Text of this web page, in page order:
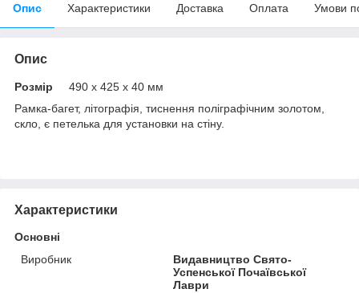
Опис Характеристики Доставка Оплата Умови
Опис
Розмір 490 х 425 х 40 мм
Рамка-багет, літографія, тиснення поліграфічним золотом,
скло, є петелька для установки на стіну.
Характеристики
Основні
Виробник
Видавництво Свято-
Успенської Почаївської
Лаври